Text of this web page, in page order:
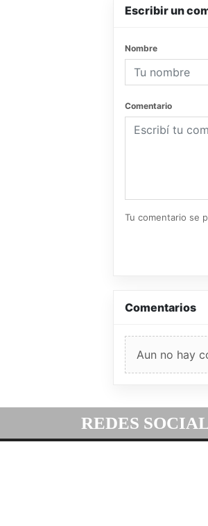
Escribir un
Nombre
Comentario
Tu comentario se
Comentarios
Aun no hay
REDES